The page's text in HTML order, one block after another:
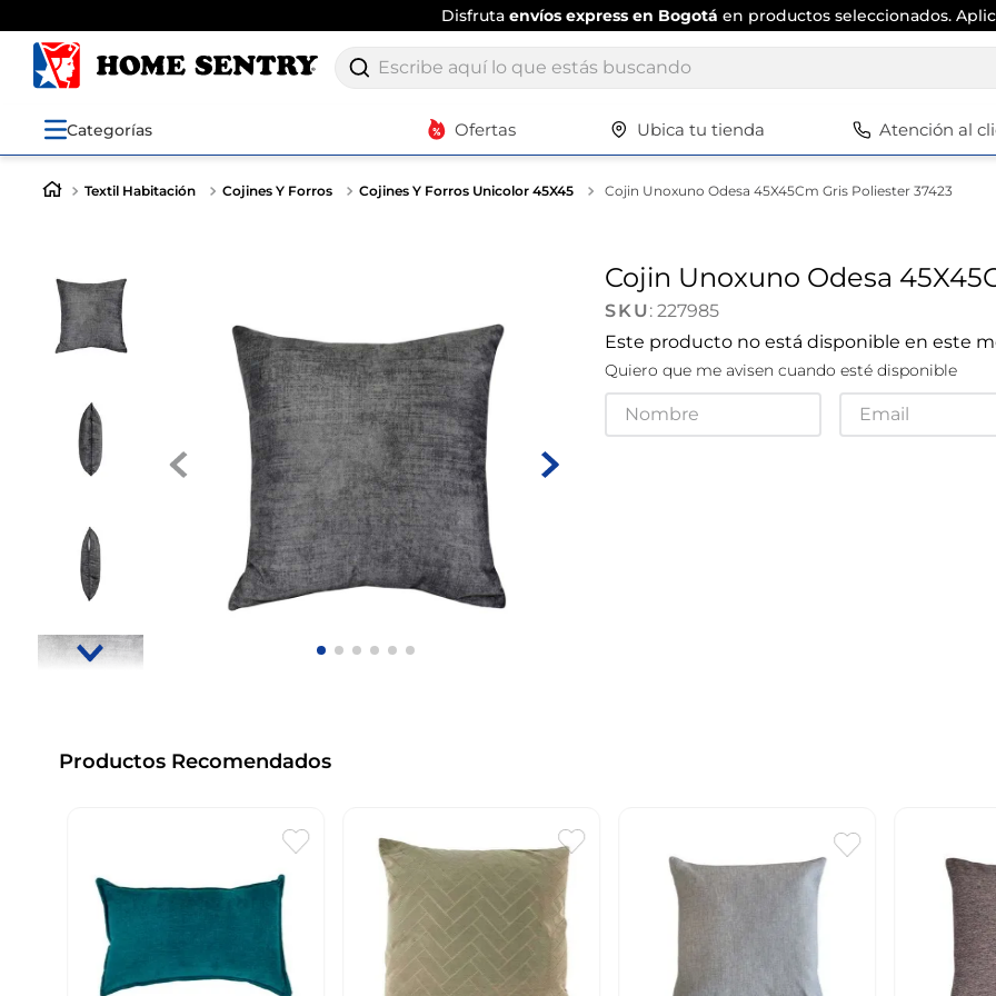
Disfruta envíos express en Bogotá en productos seleccionados.
Escribe aquí lo que estás buscando
Categorías Ofertas Ubica tu tienda Atención al
Textil Habitación Cojines Y Forros Cojines Y Forros Unicolor 45X45 Cojin Unoxuno Odesa 45X45Cm Gris Poliester 37423
Cojin Unoxuno Odesa
:227985
Este producto no está disponible en este
Quiero que me avisen cuando esté disponible
Productos Recomendados
Términos más buscados
closet
espejo
vajillas